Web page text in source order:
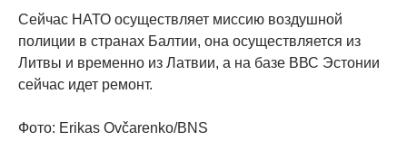
Сейчас НАТО осуществляет миссию воздушной
полиции в странах Балтии, она осуществляется из
Литвы и временно из Латвии, а на базе ВВС Эстонии
сейчас идет ремонт.
Фото: Erikas Ovčarenko/BNS